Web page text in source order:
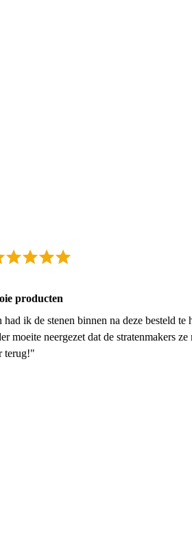
producten
ik de stenen binnen na deze besteld
moeite neergezet dat de stratenmakers
terug!"